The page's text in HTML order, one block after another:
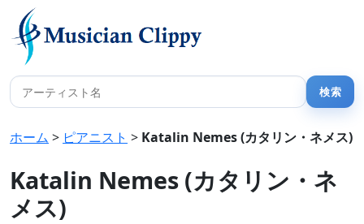
ホーム > ピアニスト > Katalin Nemes (カタリン・ネメス)
Katalin Nemes (カタリン・ネ
メス)